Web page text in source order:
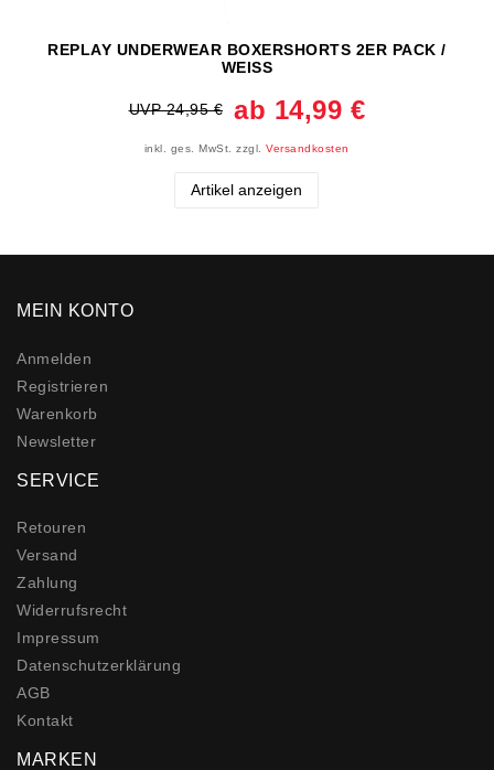
REPLAY UNDERWEAR BOXERSHORTS 2ER PACK /
WEISS
UVP 24,95 € ab 14,99 €
inkl. ges. MwSt. zzgl.Versandkosten
Artikel anzeigen
MEIN KONTO
Anmelden
Registrieren
Warenkorb
Newsletter
SERVICE
Retouren
Versand
Zahlung
Widerrufs­recht
Impressum
Daten­schutz­erklärung
AGB
Kontakt
MARKEN